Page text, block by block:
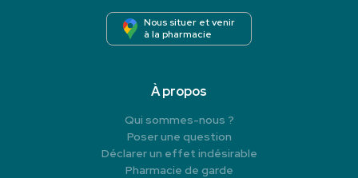
Nous situer et venir
à la pharmacie
À propos
Qui sommes-nous ?
Poser une question
Déclarer un effet indésirable
Pharmacie de garde